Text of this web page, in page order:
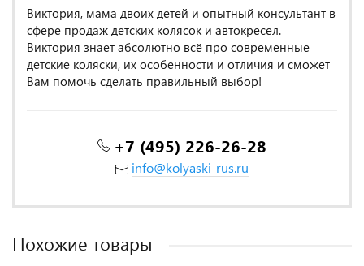
Виктория, мама двоих детей и опытный консультант в
сфере продаж детских колясок и автокресел.
Виктория знает абсолютно всё про современные
детские коляски, их особенности и отличия и сможет
Вам помочь сделать правильный выбор!
+7 (495) 226-26-28
info@kolyaski-rus.ru
Похожие товары